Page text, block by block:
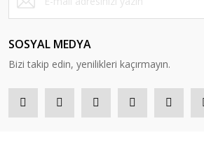
SOSYAL MEDYA
Bizi takip edin, yenilikleri kaçırmayın.